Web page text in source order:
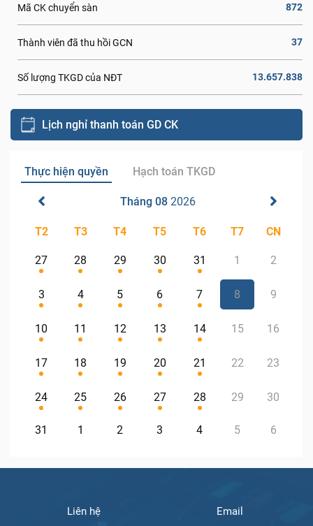
Mã CK chuyển sàn 872
Thành viên đã thu hồi GCN 37
Số lượng TKGD của NĐT 13.657.838
Lịch nghỉ thanh toán GD CK
Thực hiện quyền Hạch toán TKGD
Tháng 08 2026
T2 T3 T4 T5 T6 T7 CN
27 28 29 30 31 1 2
3 4 5 6 7 8 9
10 11 12 13 14 15 16
17 18 19 20 21 22 23
24 25 26 27 28 29 30
31 1 2 3 4 5 6
Liên hệ Email